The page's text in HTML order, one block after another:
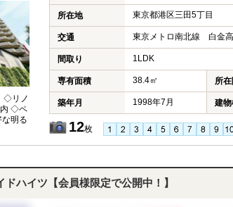
◇リノ
内 ◇ペ
明る
所在地 東京都港区三田5丁目
交通 東京メトロ南北線 白金
間取り 1LDK
専有面積 38.4㎡ 所
築年月 1998年7月 建
12枚
ドハイツ【会員様限定で公開中！】